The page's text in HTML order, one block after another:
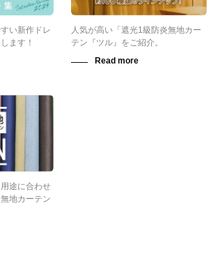
い新作ドレ
ます！
人気が高い「遮光1級防炎無地カー
テン『ツル』をご紹介。
途に合わせ
地カーテン